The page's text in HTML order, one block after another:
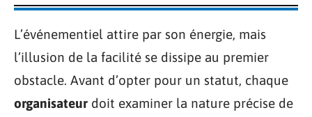
L’événementiel attire par son énergie, mais
l’illusion de la facilité se dissipe au premier
obstacle. Avant d’opter pour un statut, chaque
organisateur doit examiner la nature précise de